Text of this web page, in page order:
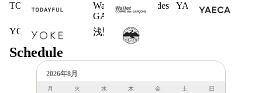
TODAYFUL
Wallet COMME des
GARCONS
YAECA
YOKE 浅野商店
Schedule
2026年8月
月 火 水 木 金 土
日